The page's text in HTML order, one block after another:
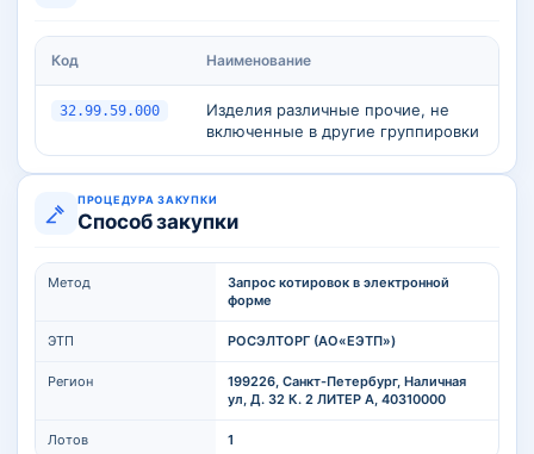
Код Наименование
32.99.59.000
Изделия различные прочие, не
включенные в другие группировки
ПРОЦЕДУРА ЗАКУПКИ
Способ закупки
Метод
Запрос котировок в электронной
форме
ЭТП РОСЭЛТОРГ (АО«ЕЭТП»)
Регион
199226, Санкт-Петербург, Наличная
ул, Д. 32 К. 2 ЛИТЕР А, 40310000
Лотов 1